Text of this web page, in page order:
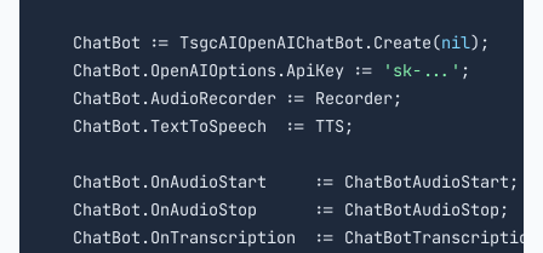
  ChatBot := TsgcAIOpenAIChatBot.Create(
nil);
  ChatBot.OpenAIOptions.ApiKey :=
'sk-...' ;
  ChatBot.AudioRecorder := Recorder;
  ChatBot.TextToSpeech  := TTS;
  ChatBot.OnAudioStart     := ChatBotAudioStart;
  ChatBot.OnAudioStop      := ChatBotAudioStop;
ChatBot.OnTranscription  :=